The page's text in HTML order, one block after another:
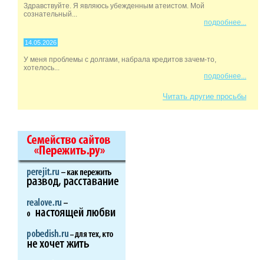
Здравствуйте. Я являюсь убежденным атеистом. Мой
сознательный...
подробнее...
14.05.2026
У меня проблемы с долгами, набрала кредитов зачем-то,
хотелось...
подробнее...
Читать другие просьбы